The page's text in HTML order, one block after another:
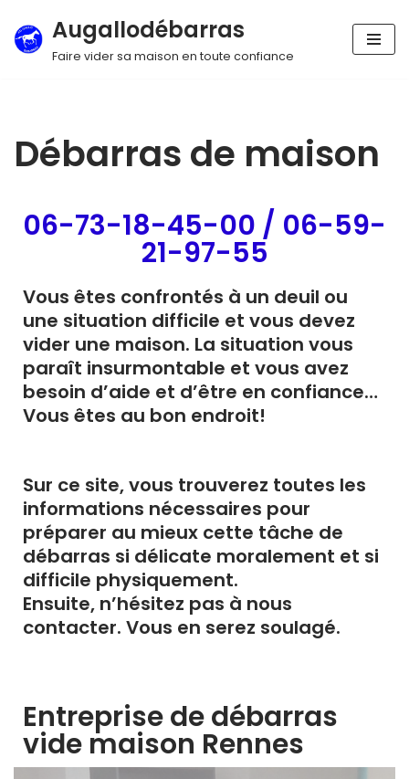
Aller
Augallodébarras
Faire vider sa maison en toute confiance
Débarras de maison
06-73-18-45-00 / 06-59-
21-97-55
Vous êtes confrontés à un deuil ou
une situation difficile et vous devez
vider une maison. La situation vous
paraît insurmontable et vous avez
besoin d’aide et d’être en confiance…
Vous êtes au bon endroit!
Sur ce site, vous trouverez toutes les
informations nécessaires pour
préparer au mieux cette tâche de
débarras si délicate moralement et si
difficile physiquement.
Ensuite, n’hésitez pas à nous
contacter. Vous en serez soulagé.
Entreprise de débarras
vide maison Rennes